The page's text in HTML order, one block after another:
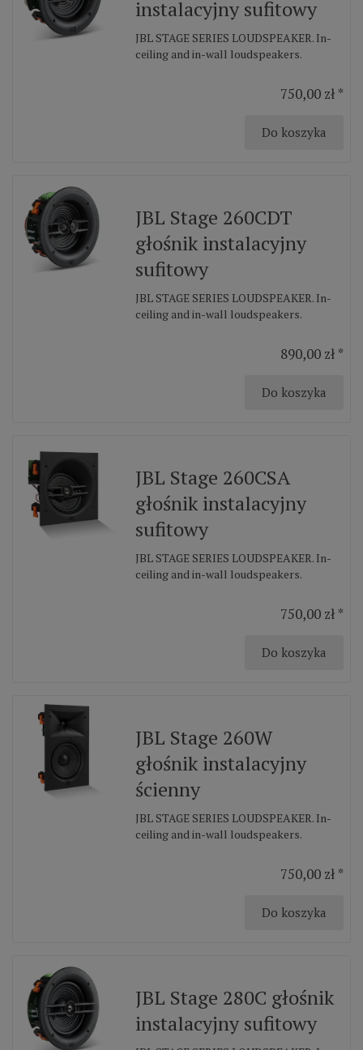
instalacyjny sufitowy
JBL STAGE SERIES LOUDSPEAKER. In-
ceiling and in-wall loudspeakers.
750,00 zł *
Do koszyka
JBL Stage 260CDT
głośnik instalacyjny
sufitowy
JBL STAGE SERIES LOUDSPEAKER. In-
ceiling and in-wall loudspeakers.
890,00 zł *
Do koszyka
JBL Stage 260CSA
głośnik instalacyjny
sufitowy
JBL STAGE SERIES LOUDSPEAKER. In-
ceiling and in-wall loudspeakers.
750,00 zł *
Do koszyka
JBL Stage 260W
głośnik instalacyjny
ścienny
JBL STAGE SERIES LOUDSPEAKER. In-
ceiling and in-wall loudspeakers.
750,00 zł *
Do koszyka
JBL Stage 280C głośnik
instalacyjny sufitowy